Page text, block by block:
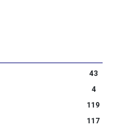
43
4
119
117